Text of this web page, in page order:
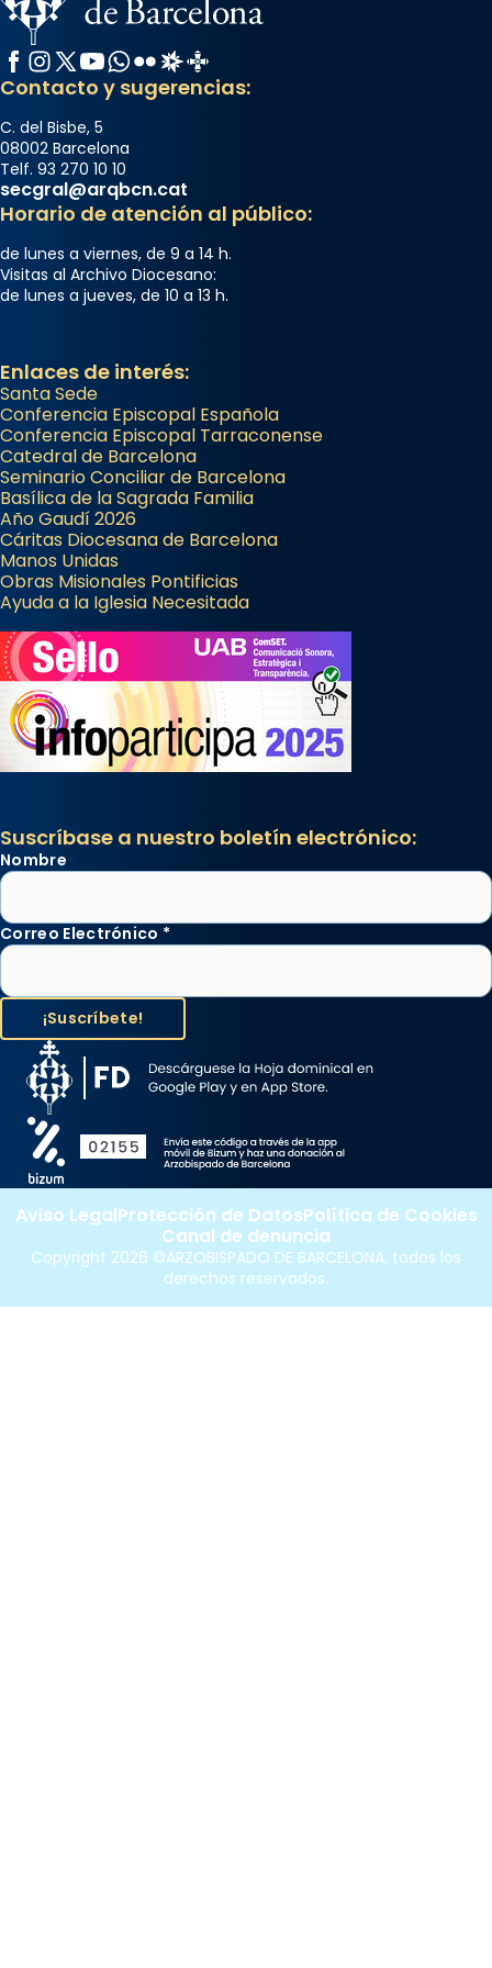
Semproniana, verges i màrtirs.
Acompanyant la història de sant Cugat, a
partir de l’Edat Mitjana sorgeix la tradició
que les santes Juliana (“relatiu a Júlia”) i
Semproniana (“relatiu a Semprònia =
eterna”) són deixebles seves. I l’any 1667, el
frare Joan Gaspar Roig, afirma en una obra
que les santes són filles de l’antiga Iluro.
Mataró en reivindicarà les relíq
...Ver más
Share
Facebook
Instagram
X / Twitter
YouTube
WhatsApp
FlickrRadio Estel
Catalunya Cristiana
Contacto y sugerencias:
C. del Bisbe, 5
08002 Barcelona
Telf. 93 270 10 10
secgral@arqbcn.cat
Horario de atención al público:
de lunes a viernes, de 9 a 14 h.
Visitas al Archivo Diocesano:
de lunes a jueves, de 10 a 13 h.
Enlaces de interés:
Santa Sede
Conferencia Episcopal Española
Conferencia Episcopal Tarraconense
Catedral de Barcelona
Seminario Conciliar de Barcelona
Basílica de la Sagrada Familia
Año Gaudí 2026
Cáritas Diocesana de Barcelona
Manos Unidas
Obras Misionales Pontificias
Ayuda a la Iglesia Necesitada
Suscríbase a nuestro boletín electrónico:
Nombre
Correo Electrónico *
Copyright 2026 ©ARZOBISPADO DE BARCELONA, todos los
derechos reservados.
Aviso LegalProtección de DatosPolítica de Cookies
Canal de denuncia